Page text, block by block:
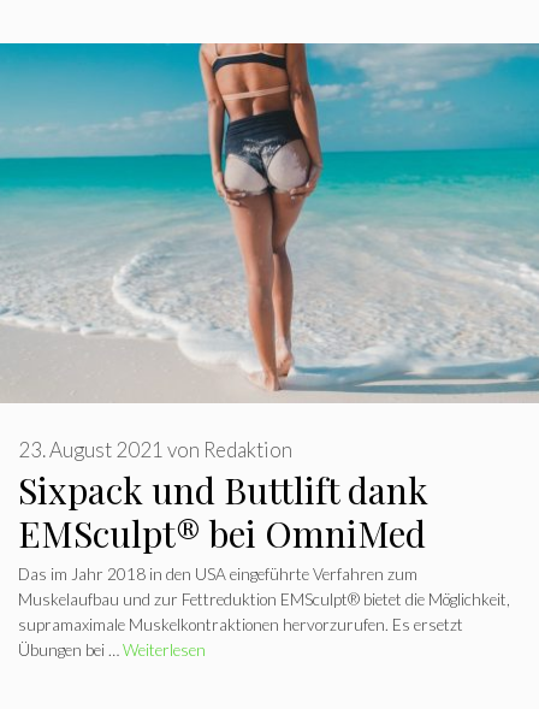
Sixpack und Buttlift dank
EMSculpt® bei OmniMed
23. August 2021 von Redaktion
Das im Jahr 2018 in den USA eingeführte Verfahren zum
Muskelaufbau und zur Fettreduktion EMSculpt® bietet die Möglichkeit,
supramaximale Muskelkontraktionen hervorzurufen. Es ersetzt
Übungen bei …Weiterlesen